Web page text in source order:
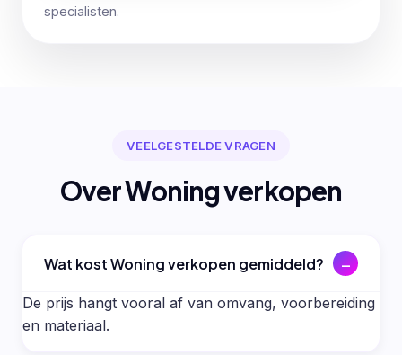
specialisten.
VEELGESTELDE VRAGEN
Over Woning verkopen
Wat kost Woning verkopen gemiddeld?
De prijs hangt vooral af van omvang, voorbereiding
en materiaal.